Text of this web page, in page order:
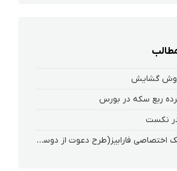
روش گشایش
ربع سکه در بورس
در نکست
نحوه دریافت لینک اختصاصی فارابیز(طرح دعوت از دوستان)